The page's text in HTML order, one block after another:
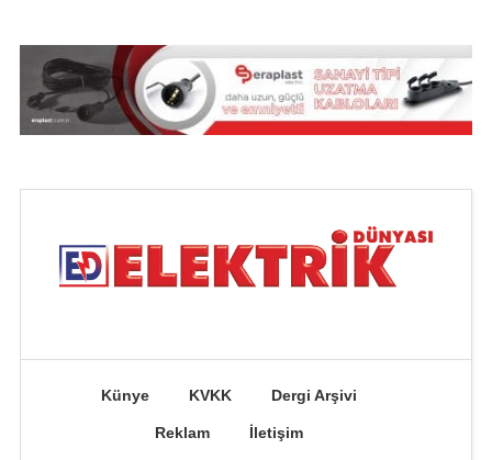
Künye KVKK Dergi Arşivi
Reklam İletişim